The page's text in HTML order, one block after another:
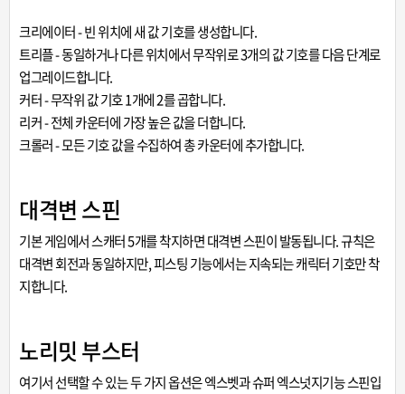
크리에이터 - 빈 위치에 새 값 기호를 생성합니다.
트리플 - 동일하거나 다른 위치에서 무작위로 3개의 값 기호를 다음 단계로
업그레이드합니다.
커터 - 무작위 값 기호 1개에 2를 곱합니다.
리커 - 전체 카운터에 가장 높은 값을 더합니다.
크롤러 - 모든 기호 값을 수집하여 총 카운터에 추가합니다.
대격변 스핀
기본 게임에서 스캐터 5개를 착지하면 대격변 스핀이 발동됩니다. 규칙은
대격변 회전과 동일하지만, 피스팅 기능에서는 지속되는 캐릭터 기호만 착
지합니다.
노리밋 부스터
여기서 선택할 수 있는 두 가지 옵션은 엑스벳과 슈퍼 엑스넛지기능 스핀입